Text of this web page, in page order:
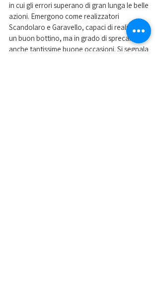
in cui gli errori superano di gran lunga le belle
azioni. Emergono come realizzatori
Scandolaro e Garavello, capaci di realizzare
un buon bottino, ma in grado di sprecare
anche tantissime buone occasioni. Si segnala